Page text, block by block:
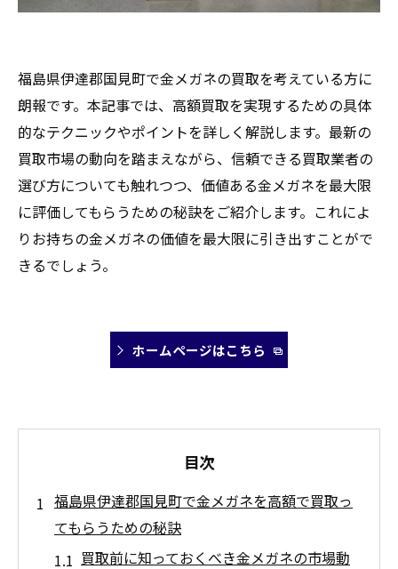
福島県伊達郡国見町で金メガネの買取を考えている方に
朗報です。本記事では、高額買取を実現するための具体
的なテクニックやポイントを詳しく解説します。最新の
買取市場の動向を踏まえながら、信頼できる買取業者の
選び方についても触れつつ、価値ある金メガネを最大限
に評価してもらうための秘訣をご紹介します。これによ
りお持ちの金メガネの価値を最大限に引き出すことがで
きるでしょう。
ホームページはこちら
目次
福島県伊達郡国見町で金メガネを高額で買取っ
てもらうための秘訣
買取前に知っておくべき金メガネの市場動